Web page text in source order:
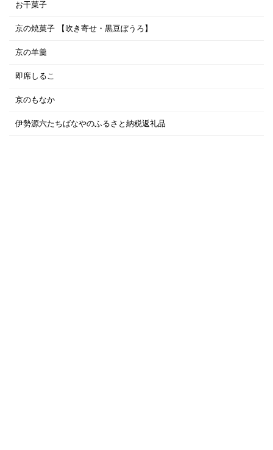
お干菓子
京の焼菓子 【吹き寄せ・黒豆ぼうろ】
京の羊羹
即席しるこ
京のもなか
伊勢源六たちばなやのふるさと納税返礼品